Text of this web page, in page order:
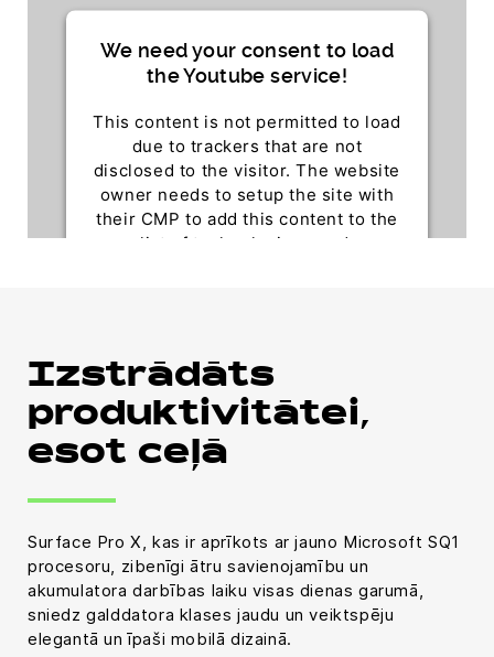
We need your consent to load
the Youtube service!
This content is not permitted to load
due to trackers that are not
disclosed to the visitor. The website
owner needs to setup the site with
their CMP to add this content to the
list of technologies used.
Izstrādāts
produktivitātei,
esot ceļā
Surface Pro X, kas ir aprīkots ar jauno Microsoft SQ1
procesoru, zibenīgi ātru savienojamību un
akumulatora darbības laiku visas dienas garumā,
sniedz galddatora klases jaudu un veiktspēju
elegantā un īpaši mobilā dizainā.